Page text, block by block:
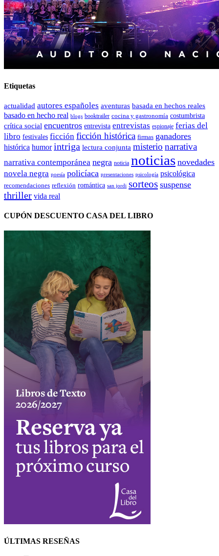
Etiquetas
actualidad autores españoles aventuras basada en hechos reales
basado en hecho real blogs booktrailer cocina y gastronomía costumbrista
crítica social encuentros entrevista entrevistas espionaje ferias del
libro festivales ficción ficción histórica firmas ganadores
histórica humor intriga lectura conjunta misterio narrativa
narrativa contemporánea negra noticia noticias novedades
novela negra poesía policíaca presentaciones psicología psicológica
recomendaciones reflexión romántica san jordi sorteos suspense
thriller vida real
CUPÓN DESCUENTO CASA DEL LIBRO
ÚLTIMAS RESEÑAS